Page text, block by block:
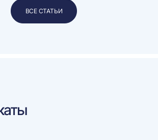
ВСЕ СТАТЬИ